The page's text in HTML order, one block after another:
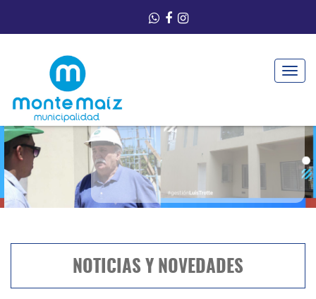
Toggle
MUNICIPALIDAD DE MONTE MAIZ
VER MÁS
NOTICIAS Y NOVEDADES